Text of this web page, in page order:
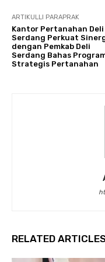
ARTIKULLI PARAPRAK
Kantor Pertanahan Deli
Serdang Perkuat
dengan Pemkab Deli
Serdang Bahas
Strategis Pertanahan
RELATED